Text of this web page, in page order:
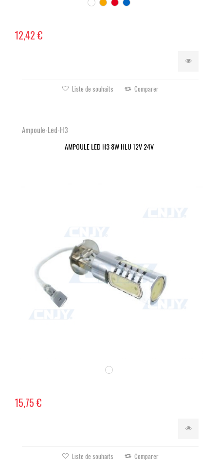
12,42 €
Liste de souhaits Comparer
Ampoule-Led-H3
AMPOULE LED H3 8W HLU 12V 24V
15,75 €
Liste de souhaits Comparer